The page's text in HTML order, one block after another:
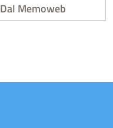
Dal Memoweb